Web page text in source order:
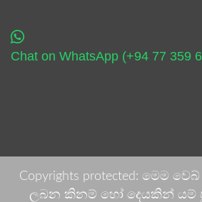
Chat on WhatsApp (+94 77 359
Copyrights protected: මෙම
ලබන කිනම් හෝ දෙයකින් යම්